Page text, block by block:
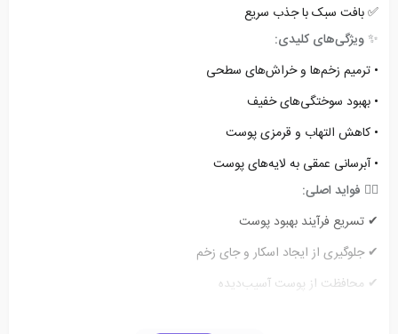
✅ بافت سبک با جذب سریع
✨ویژگی‌های کلیدی:
• ترمیم زخم‌ها و خراش‌های سطحی
• بهبود سوختگی‌های خفیف
• کاهش التهاب و قرمزی پوست
• آبرسانی عمقی به لایه‌های پوست
💆‍♀️ فواید اصلی:
✔ تسریع فرآیند بهبود پوست
✔ جلوگیری از ایجاد اسکار و جای زخم
✔ محافظت از پوست آسیب‌دیده